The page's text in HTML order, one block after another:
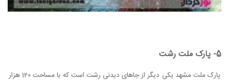
5- پارک ملت رشت
پارک ملت مشهد یکی دیگر از جاهای دیدنی رشت است که با مساحت 120 هزار